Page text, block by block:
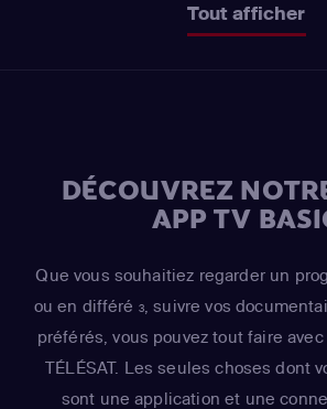
Tout afficher
DÉCOUVREZ
APP TV
Que vous souhaitiez regarder un
ou en différé 3, suivre vos
préférés, vous pouvez tout faire avec
TÉLÉSAT. Les seules choses dont
sont une application et une